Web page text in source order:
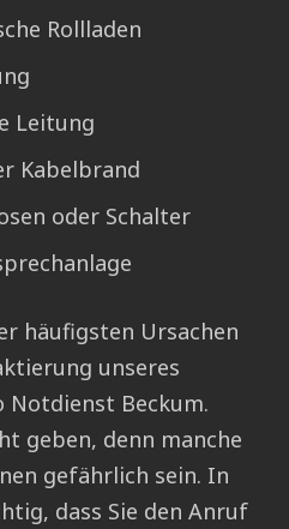
Rollladen
Leitung
Kabelbrand
oder Schalter
häufigsten Ursachen
unseres
Notdienst Beckum.
geben, denn manche
gefährlich sein. In
dass Sie den Anruf